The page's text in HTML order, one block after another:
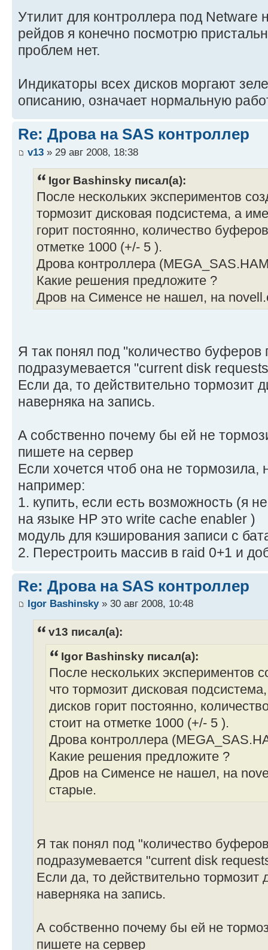
Утилит для контроллера под Netware
рейдов я конечно посмотрю
проблем нет.
Индикаторы всех дисков моргают
описанию, означает нормальную
Re: Дрова на SAS контроллер
v13 » 29 авг 2008, 18:38
Igor Bashinsky писал(а):
После нескольких экспериментов
тормозит дисковая подсистема, а
горит постоянно, количество
отметке 1000 (+/- 5 ).
Дрова контроллера
Какие решения предложите ?
Дров на Сименсе не нашел, на
Я так понял под "количество буферов
подразумевается "current disk
Если да, то действительно тормозит
наверняка на запись.
А собственно почему бы ей не
пишете на сервер
Если хочется чтоб она не тормозила,
например:
1. купить, если есть возможность (я
на языке HP это write cache enabler )
модуль для кэширования записи с
2. Перестроить массив в raid 0+1 и
Re: Дрова на SAS контроллер
Igor Bashinsky» 30 авг 2008, 10:48
v13 писал(а):
Igor Bashinsky писал(а):
После нескольких экспериментов
что тормозит дисковая
дисков горит постоянно,
стоит на отметке 1000 (+/- 5 ).
Дрова контроллера
Какие решения предложите ?
Дров на Сименсе не нашел, на
старые.
Я так понял под "количество
подразумевается "current disk
Если да, то действительно тормозит
наверняка на запись.
А собственно почему бы ей не
пишете на сервер